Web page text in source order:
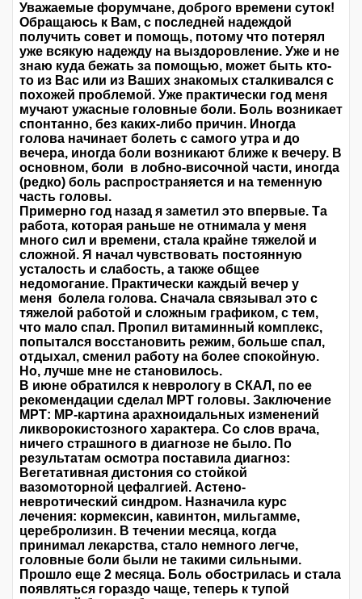
Уважаемые форумчане, доброго времени суток!
Обращаюсь к Вам, с последней надеждой
получить совет и помощь, потому что потерял
уже всякую надежду на выздоровление. Уже и не
знаю куда бежать за помощью, может быть кто-
то из Вас или из Ваших знакомых сталкивался с
похожей проблемой. Уже практически год меня
мучают ужасные головные боли. Боль возникает
спонтанно, без каких-либо причин. Иногда
голова начинает болеть с самого утра и до
вечера, иногда боли возникают ближе к вечеру. В
основном, боли в лобно-височной части, иногда
(редко) боль распространяется и на теменную
часть головы.
Примерно год назад я заметил это впервые. Та
работа, которая раньше не отнимала у меня
много сил и времени, стала крайне тяжелой и
сложной. Я начал чувствовать постоянную
усталость и слабость, а также общее
недомогание. Практически каждый вечер у
меня болела голова. Сначала связывал это с
тяжелой работой и сложным графиком, с тем,
что мало спал. Пропил витаминный комплекс,
попытался восстановить режим, больше спал,
отдыхал, сменил работу на более спокойную.
Но, лучше мне не становилось.
В июне обратился к неврологу в СКАЛ, по ее
рекомендации сделал МРТ головы. Заключение
МРТ: МР-картина арахноидальных изменений
ликворокистозного характера. Со слов врача,
ничего страшного в диагнозе не было. По
результатам осмотра поставила диагноз:
Вегетативная дистония со стойкой
вазомоторной цефалгией. Астено-
невротический синдром. Назначила курс
лечения: кормексин, кавинтон, мильгамме,
церебролизин. В течении месяца, когда
принимал лекарства, стало немного легче,
головные боли были не такими сильными.
Прошло еще 2 месяца. Боль обострилась и стала
появляться гораздо чаще, теперь к тупой